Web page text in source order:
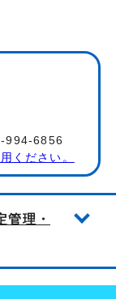
994-6856
ください。
管理・